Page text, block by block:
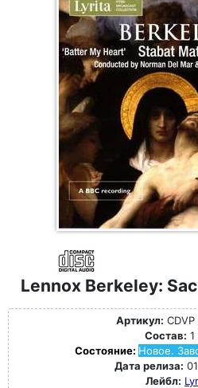
Lennox Berkeley:
Артикул:
Состав: 1
Состояние: Новое.
Дата релиза:
Лейбл: